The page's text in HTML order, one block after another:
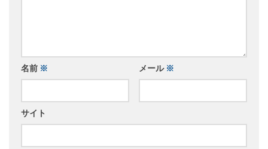
名前 ※ メール ※
サイト